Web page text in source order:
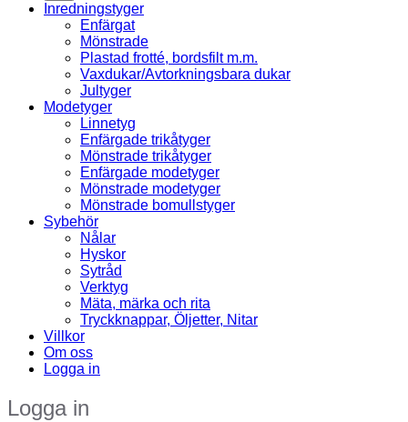
Inredningstyger
Enfärgat
Mönstrade
Plastad frotté, bordsfilt m.m.
Vaxdukar/Avtorkningsbara dukar
Jultyger
Modetyger
Linnetyg
Enfärgade trikåtyger
Mönstrade trikåtyger
Enfärgade modetyger
Mönstrade modetyger
Mönstrade bomullstyger
Sybehör
Nålar
Hyskor
Sytråd
Verktyg
Mäta, märka och rita
Tryckknappar, Öljetter, Nitar
Villkor
Om oss
Logga in
Logga in